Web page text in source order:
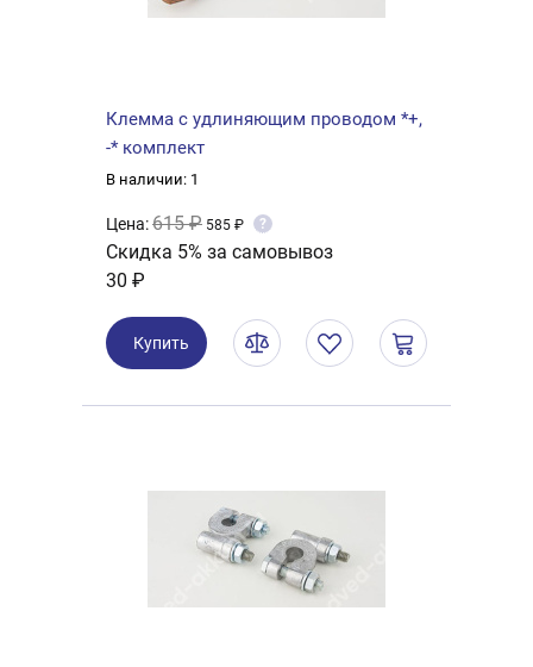
Клемма с удлиняющим проводом *+,
-* комплект
В наличии: 1
Цена:615 ₽ 585 ₽ ?
Скидка 5% за самовывоз
30 ₽
Купить